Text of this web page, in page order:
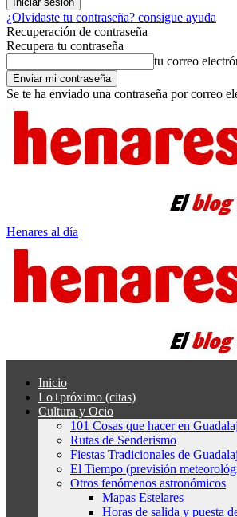
¿Olvidaste tu contraseña? consigue ayuda
Recuperación de contraseña
Recupera tu contraseña
tu correo
Se te ha enviado una contraseña por correo
Henares al día
Inicio
Lo+próximo (citas)
Cultura y Ocio
101 Cosas que hacer en
Rutas de Senderismo
Fiestas Tradicionales de
El Tiempo (previsión
Otros fenómenos astronómicos
Mapas Estelares
Horas de salida y puesta